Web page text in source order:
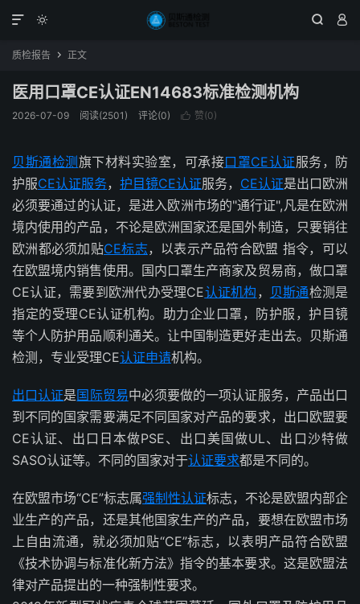
  

质检报告  正文
医用口罩CE认证EN14683标准检测机构
2026-07-09 阅读(2501) 评论(0)  赞(0)
贝斯通检测 旗下材料实验室，可承接口罩CE认证服务，防
护服CE认证服务， 护目镜CE认证服务， CE认证是出口欧洲
必须要通过的认证，是进入欧洲市场的"通行证",凡是在欧洲
境内使用的产品，不论是欧洲国家还是国外制造，只要销往
欧洲都必须加贴CE标志，以表示产品符合欧盟 指令，可以
在欧盟境内销售使用。国内口罩生产商家及贸易商，做口罩
CE认证，需要到欧洲代办受理CE认证机构 ， 贝斯通检测是
指定的受理CE认证机构。助力企业口罩，防护服，护目镜
等个人防护用品顺利通关。让中国制造更好走出去。贝斯通
检测，专业受理CE认证申请机构。
出口认证是国际贸易中必须要做的一项认证服务，产品出口
到不同的国家需要满足不同国家对产品的要求，出口欧盟要
CE认证、出口日本做PSE、出口美国做UL、出口沙特做
SASO认证等。不同的国家对于认证要求都是不同的。
在欧盟市场“CE”标志属强制性认证标志，不论是欧盟内部企
业生产的产品，还是其他国家生产的产品，要想在欧盟市场
上自由流通，就必须加贴“CE”标志，以表明产品符合欧盟
《技术协调与标准化新方法》指令的基本要求。这是欧盟法
律对产品提出的一种强制性要求。